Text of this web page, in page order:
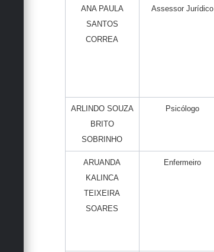
ANA PAULA
SANTOS
CORREA
Assessor Jurídico
ARLINDO SOUZA
BRITO
SOBRINHO
Psicólogo
ARUANDA
KALINCA
TEIXEIRA
SOARES
Enfermeiro